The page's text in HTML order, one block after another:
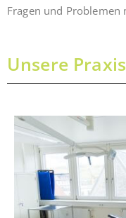
Fragen und Problemen
Unsere Praxis